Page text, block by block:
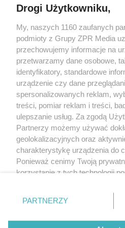
Żaden utwór zamieszczony w serwisie
rozpowszechniany lub dalej
tym także elektroniczny lub
eksploatacji w jakiejkolwiek formie,
bez pisemnej zgody właściciela praw.
wykorzystanie utworów w całości lub w
bez właściwej zgody, jest zabronione
prawnie.
O nas
Drogi Użytkowniku,
My, naszych 1160 zaufanych
podmioty z Grupy ZPR Media
przechowujemy informacje na
przetwarzamy dane osobowe,
identyfikatory, standardowe
urządzenie czy dane
spersonalizowanych reklam,
treści, pomiar reklam i treści,
ulepszanie usług. Za zgodą
Partnerzy możemy używać
geolokalizacyjnych oraz
charakterystykę urządzenia do
Ponieważ cenimy Twoją
korzystanie z tych technologii
zmienić/wycofać klikając
znajdujący się w lewym dolnym
rodzaje przetwarzania danych
PARTNERZY